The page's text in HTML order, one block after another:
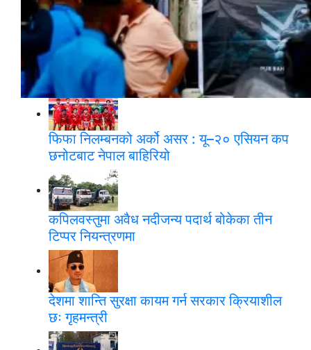
ब्रोड पिक आरोहणका क्रममा हिमपहिरोमा परी निधन
भएका युक्तको शव ल्याइयो
फिफा निलम्बनको अर्को असर : यू–२० एसियन कप
छनोटबाट नेपाल बाहिरियो
कपिलवस्तुमा अवैध नदीजन्य पदार्थ बोकेका तीन
टिप्पर नियन्त्रणमा
देशमा शान्ति सुरक्षा कायम गर्न सरकार क्रियाशील
छः गृहमन्त्री